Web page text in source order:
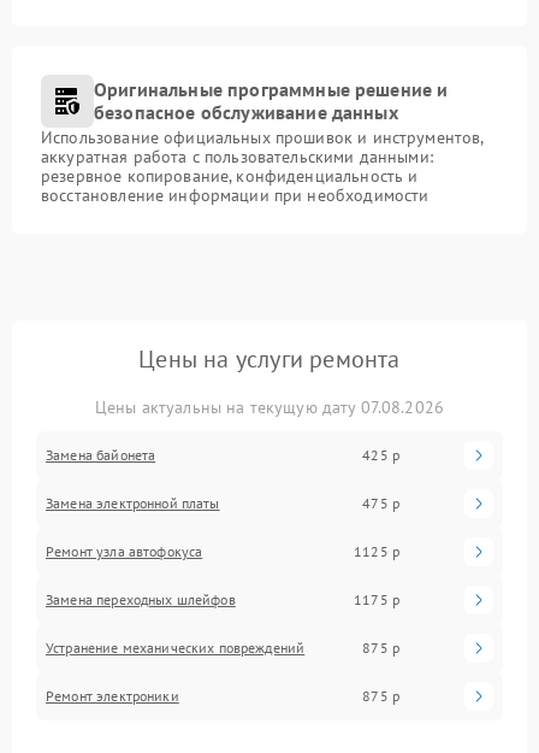
Оригинальные программные решение и
безопасное обслуживание данных
Использование официальных прошивок и инструментов,
аккуратная работа с пользовательскими данными:
резервное копирование, конфиденциальность и
восстановление информации при необходимости
Цены на услуги ремонта
Цены актуальны на текущую дату 07.08.2026
Замена байонета 425 р
Замена электронной платы 475 р
Ремонт узла автофокуса 1125 р
Замена переходных шлейфов 1175 р
Устранение механических повреждений 875 р
Ремонт электроники 875 р